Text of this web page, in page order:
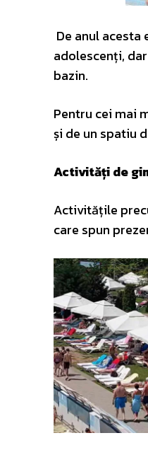
De anul
adolescenți,
bazin.
Pentru cei mai
și de un spatiu
Activități de
Activitățile
care spun